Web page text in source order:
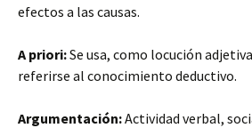
efectos a las causas.
A priori:Se usa, como locución
referirse al conocimiento deductivo.
Argumentación:Actividad verbal,